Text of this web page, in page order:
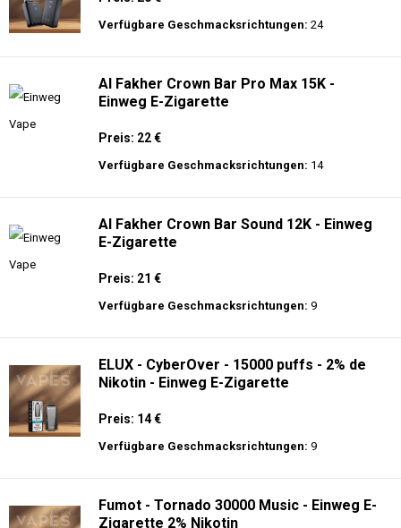
Verfügbare Geschmacksrichtungen: 24
Al Fakher Crown Bar Pro Max 15K -
Einweg E-Zigarette
Preis: 22 €
Verfügbare Geschmacksrichtungen: 14
Al Fakher Crown Bar Sound 12K - Einweg
E-Zigarette
Preis: 21 €
Verfügbare Geschmacksrichtungen: 9
ELUX - CyberOver - 15000 puffs - 2% de
Nikotin - Einweg E-Zigarette
Preis: 14 €
Verfügbare Geschmacksrichtungen: 9
Fumot - Tornado 30000 Music - Einweg E-
Zigarette 2% Nikotin